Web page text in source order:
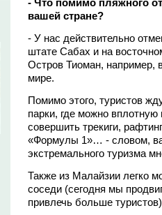
вашей стране?
- У нас действительно
штате Сабах и на
Остров Тиоман, например,
мире.
Помимо этого, туристов
парки, где можно вплотную
совершить трекиги,
«Формулы 1»… - словом,
экстремального туризма
Также из Малайзии легко
соседи (сегодня мы
привлечь больше